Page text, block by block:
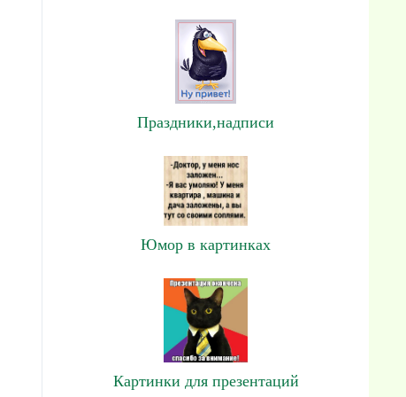
Праздники,надписи
Юмор в картинках
Картинки для презентаций